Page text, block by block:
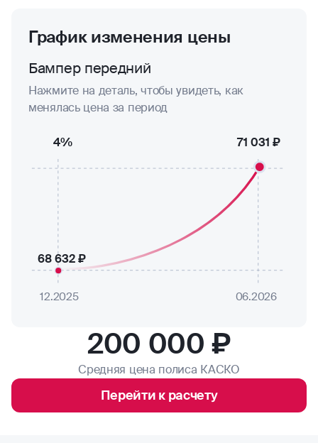
График изменения цены
Бампер передний
Нажмите на деталь, чтобы увидеть, как
менялась цена за период
12.2025 06.2026
68 632 ₽
71 031 ₽
4%
200 000 ₽
Средняя цена полиса КАСКО
Перейти к расчету